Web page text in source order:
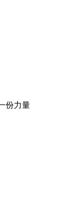
份力量